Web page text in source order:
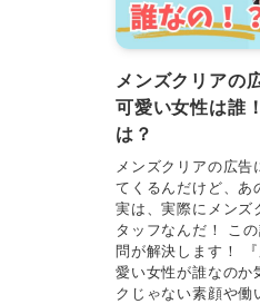
メンズクリアの
可愛い女性は誰
は？
メンズクリアの広
てくるんだけど、あ
実は、実際にメンズ
タッフなんだ！ こ
問が解決します！
愛い女性が誰なのか
クじゃない素顔や働